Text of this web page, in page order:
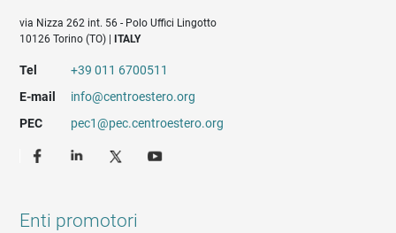
via Nizza 262 int. 56 - Polo Uffici Lingotto
10126 Torino (TO) |
ITALY
Tel
+39 011 6700511
E-mail
info@centroestero.org
PEC
pec1@pec.centroestero.org
Enti promotori